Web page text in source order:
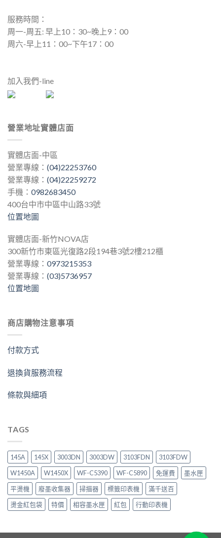
服務時間：
周一-周五: 早上10：30~晚上9：00
周六-早上11：00~下午17：00
加入我們-line
營業地址實體店面
實體店面-中區
營業專線： (04)22253760
營業專線： (04)22259272
手機： 0982683450
400台中市中區中山路33號
位置地圖
實體店面-新竹NOVA店
300新竹市東區光復路2段194巷3號2樓212櫃
營業專線： 0973215353
營業專線： (03)5736957
位置地圖
商店購物注意事項
付款方式
退換貨服務流程
條款與細項
TAGS
145A 145X 3003DN 3003DW 3103FDN
3103FDW
W1450A
W1450X WF-C5390 WF-C5890 免運費
墨水匣
平燙機
廢墨收集器 掃描器 標籤印表機
滿千送百
燙金紅包袋
特價 相容墨水匣 紅包 行動印表機